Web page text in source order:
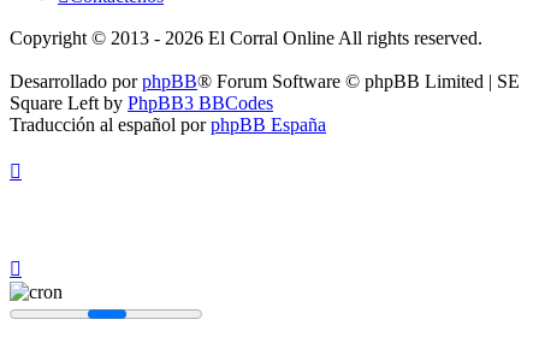
Copyright © 2013 - 2026 El Corral Online All rights reserved.
Desarrollado porphpBB® Forum Software © phpBB Limited | SE
Square Left by PhpBB3 BBCodes
Traducción al español porphpBB España